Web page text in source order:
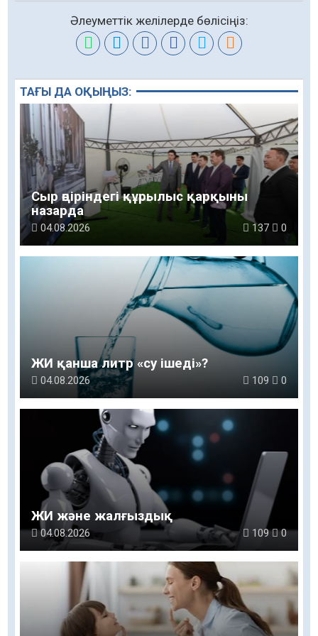
Әлеуметтік желілерде бөлісіңіз:
ТАҒЫ ДА ОҚЫҢЫЗ:
Сыр өңіріндегі құрылыс қарқыны
назарда
04.08.2026 137 0
ЖИ қанша литр «су ішеді»?
04.08.2026 109 0
ЖИ және жалғыздық
04.08.2026 109 0